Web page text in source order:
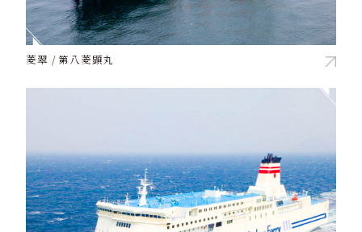
菱翠 / 第八菱顕丸